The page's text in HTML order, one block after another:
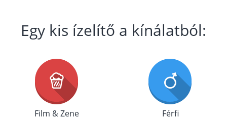
Egy kis ízelítő a kínálatból:
Film & Zene Férfi